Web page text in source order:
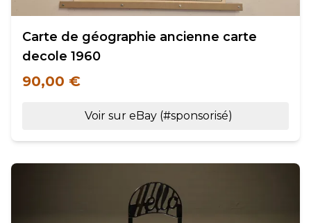
Carte de géographie ancienne carte
decole 1960
90,00 €
Voir sur eBay (#sponsorisé)